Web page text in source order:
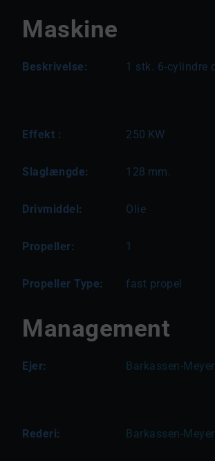
Maskine
Beskrivelse: 1 stk. 6-cylindre
Effekt : 250 KW
Slaglængde: 128 mm.
Drivmiddel: Olie
Propeller: 1
Propeller Type: fast propel
Management
Ejer: Barkassen-
Rederi: Barkassen-